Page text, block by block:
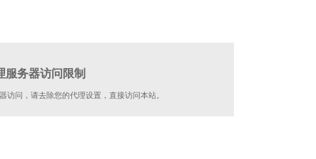
服务器访问限制
访问，请去除您的代理设置，直接访问本站。